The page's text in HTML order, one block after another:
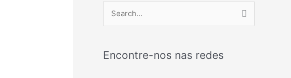
q
Encontre-nos nas redes